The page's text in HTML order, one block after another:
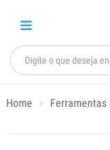
Home Ferramentas